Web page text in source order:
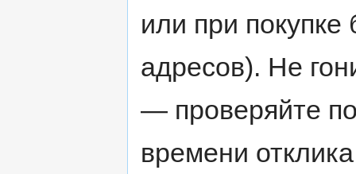
или при покупке
адресов). Не
— проверяйте
времени